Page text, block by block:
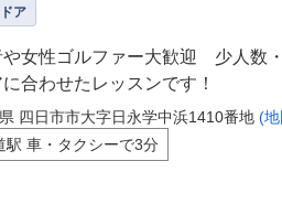
ア
や女性ゴルファー大歓迎 少人数
合わせたレッスンです！
四日市市大字日永学中浜1410番地 (
駅 車・タクシーで3分